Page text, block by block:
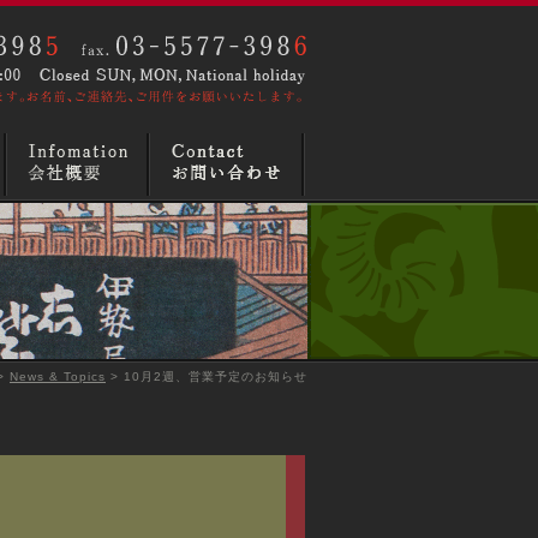
News & Topics > 10月2週、営業予定のお知らせ